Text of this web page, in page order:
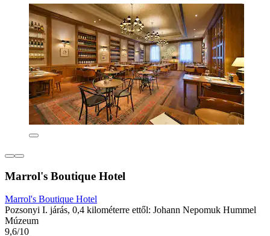
Marrol's Boutique Hotel
Marrol's Boutique Hotel
Pozsonyi I. járás, 0,4 kilométerre ettől: Johann Nepomuk Hummel
Múzeum
9,6/10